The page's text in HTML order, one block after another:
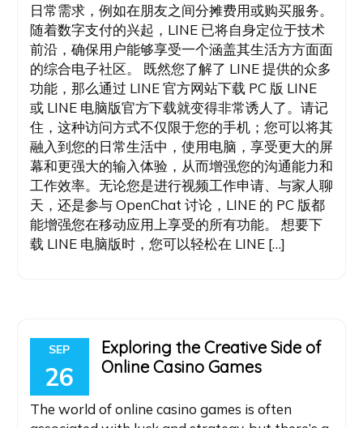
日常需求，例如在朋友之间分摊费用或购买服务。
随着数字支付的兴起，LINE 已将自身定位于技术
前沿，确保用户能够享受一个涵盖其生活方方面面
的综合电子社区。 既然您了解了 LINE 提供的众多
功能，那么通过 LINE 官方网站下载 PC 版 LINE
或 LINE 电脑版官方下载就变得非常诱人了。请记
住，这种访问方式不仅限于您的手机；您可以将其
融入到您的日常生活中，使用电脑，享受更大的屏
幕和更强大的输入体验，从而增强您的沟通能力和
工作效率。无论您是进行视频工作申请、与家人聊
天，还是参与 OpenChat 讨论，LINE 的 PC 版都
能增强您在移动应用上享受的所有功能。 想要下
载 LINE 电脑版时，您可以轻松在 LINE […]
SEP
26
Exploring the Creative Side of
Online Casino Games
The world of online casino games is often